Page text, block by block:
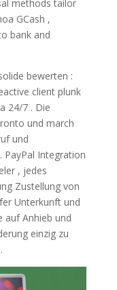
methods tailor
GCash ,
bank and
bewerten :
client plunk
24/7 . Die
und march
und
PayPal Integration
, jedes
Zustellung von
Unterkunft und
auf Anhieb und
einzig zu